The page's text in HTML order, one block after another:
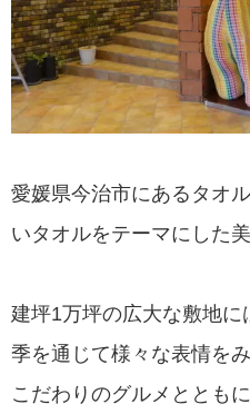
愛媛県今治市にあるタオ
いタオルをテーマにした美
建坪1万坪の広大な敷地に
季を通じて様々な表情を
こだわりのグルメととも